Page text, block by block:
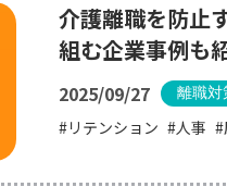
介護離職を防止
組む企業事例も
2025/09/27 離職対
リテンション 人事